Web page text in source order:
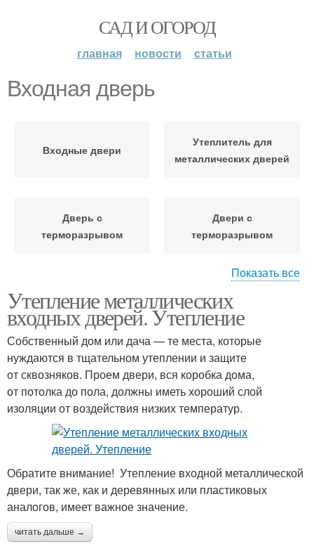
САД И ОГОРОД
главная новости статьи
Входная дверь
Входные двери
Утеплитель для
металлических дверей
Дверь с
терморазрывом
Двери с
терморазрывом
Пластиковые двери
металлических дверях
Дверь в частный дом
Двери в деревянный
дом
Показать все
Утепление металлических
входных дверей. Утепление
Собственный дом или дача — те места, которые
нуждаются в тщательном утеплении и защите
от сквозняков. Проем двери, вся коробка дома,
от потолка до пола, должны иметь хороший слой
изоляции от воздействия низких температур.
Обратите внимание! Утепление входной металлической
двери, так же, как и деревянных или пластиковых
аналогов, имеет важное значение.
читать дальше →